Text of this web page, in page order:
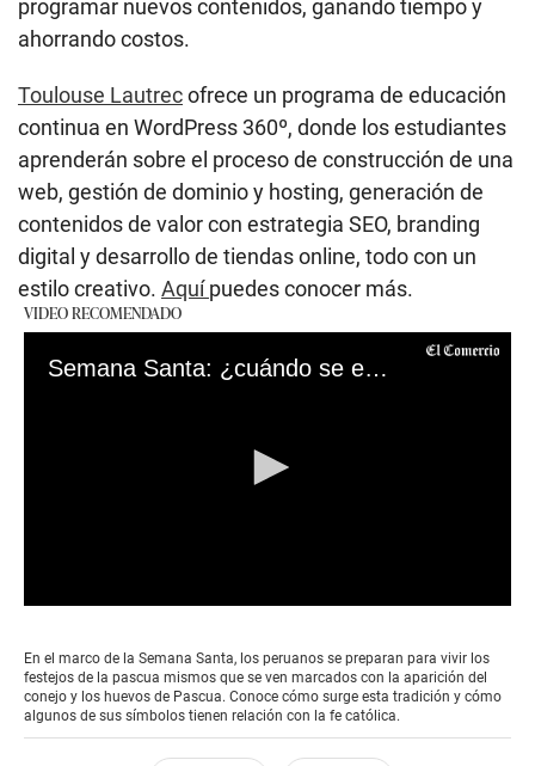
programar nuevos contenidos, ganando tiempo y
ahorrando costos.
Toulouse Lautrecofrece un programa de educación
continua en WordPress 360º, donde los estudiantes
aprenderán sobre el proceso de construcción de una
web, gestión de dominio y hosting, generación de
contenidos de valor con estrategia SEO, branding
digital y desarrollo de tiendas online, todo con un
estilo creativo. Aquípuedes conocer más.
VIDEO RECOMENDADO
Semana Santa: ¿cuándo se entregan los huevos de pascua y de qué se trata esta tradición?
of
0
seconds
En el marco de la Semana Santa, los peruanos se preparan para vivir los
festejos de la pascua mismos que se ven marcados con la aparición del
conejo y los huevos de Pascua. Conoce cómo surge esta tradición y cómo
algunos de sus símbolos tienen relación con la fe católica.